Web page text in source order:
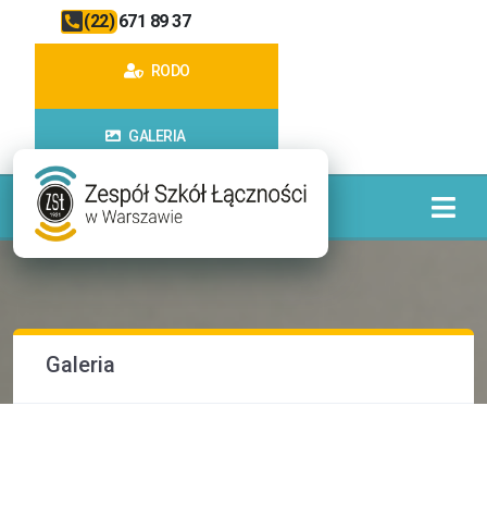
(22) 671 89 37
RODO
GALERIA
Galeria